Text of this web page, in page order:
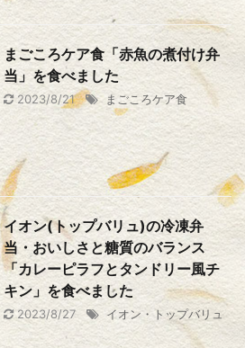
まごころケア食「赤魚の煮付け弁
当」を食べました
2023/8/21 まごころケア食
イオン(トップバリュ)の冷凍弁
当・おいしさと糖質のバランス
「カレーピラフとタンドリー風チ
キン」を食べました
2023/8/27 イオン・トップバリュ